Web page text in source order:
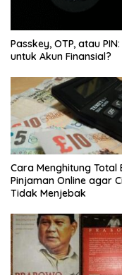
Passkey, OTP, atau
untuk Akun Finansial?
Cara Menghitung Total
Pinjaman Online agar
Tidak Menjebak